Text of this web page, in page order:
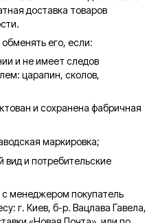
доставка товаров
его, если:
и не имеет следов
царапин, сколов,
и сохранена фабричная
маркировка;
вид и потребительские
с менеджером покупатель
г. Киев, б-р. Вацлава Гавела,